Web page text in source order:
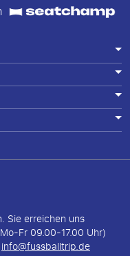
Sie erreichen uns
Fr 09.00-17.00 Uhr)
info@fussballtrip.de